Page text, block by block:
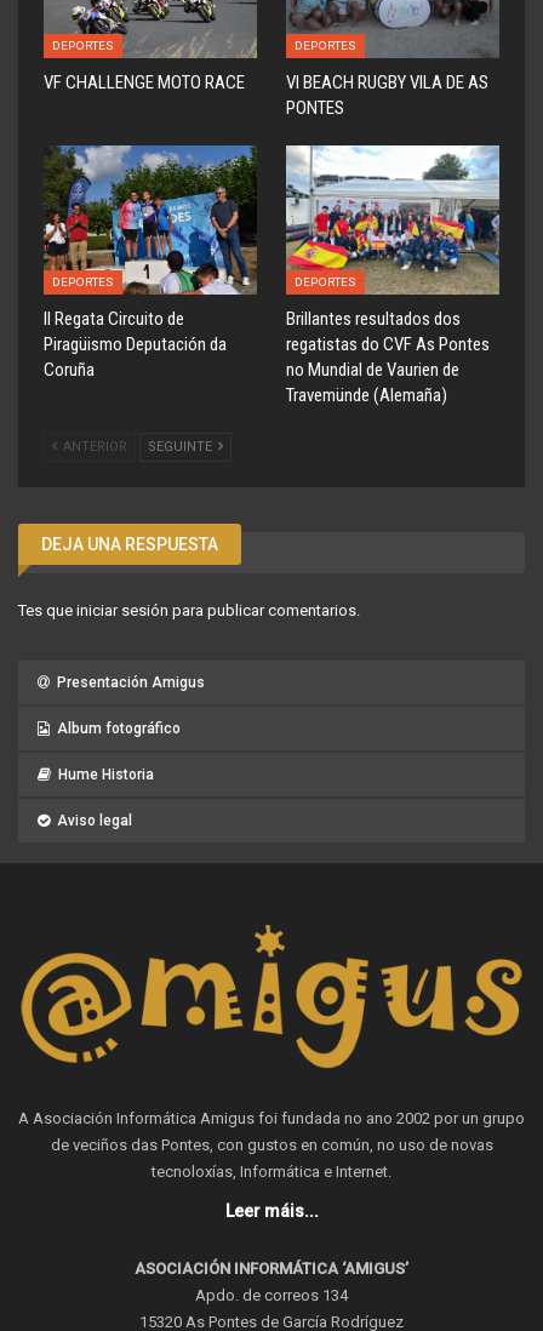
DEPORTES
VF CHALLENGE MOTO RACE
DEPORTES
VI BEACH RUGBY VILA DE AS
PONTES
DEPORTES
ll Regata Circuito de
Piragüismo Deputación da
Coruña
DEPORTES
Brillantes resultados dos
regatistas do CVF As Pontes
no Mundial de Vaurien de
Travemünde (Alemaña)
ANTERIOR SEGUINTE
DEJA UNA RESPUESTA
Tes que iniciar sesión para publicar comentarios.
Presentación Amigus
Album fotográfico
Hume Historia
Aviso legal
A Asociación Informática Amigus foi fundada no ano 2002 por un grupo
de veciños das Pontes, con gustos en común, no uso de novas
tecnoloxías, Informática e Internet.
Leer máis...
ASOCIACIÓN INFORMÁTICA ‘AMIGUS’
Apdo. de correos 134
15320 As Pontes de García Rodríguez